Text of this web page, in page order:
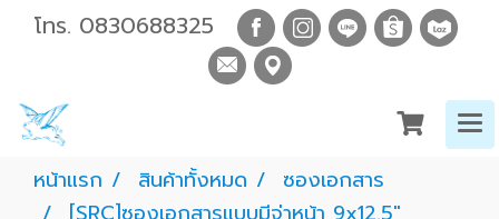
โทร. 0830688325
หน้าแรก สินค้าทั้งหมด
ซองเอกสาร